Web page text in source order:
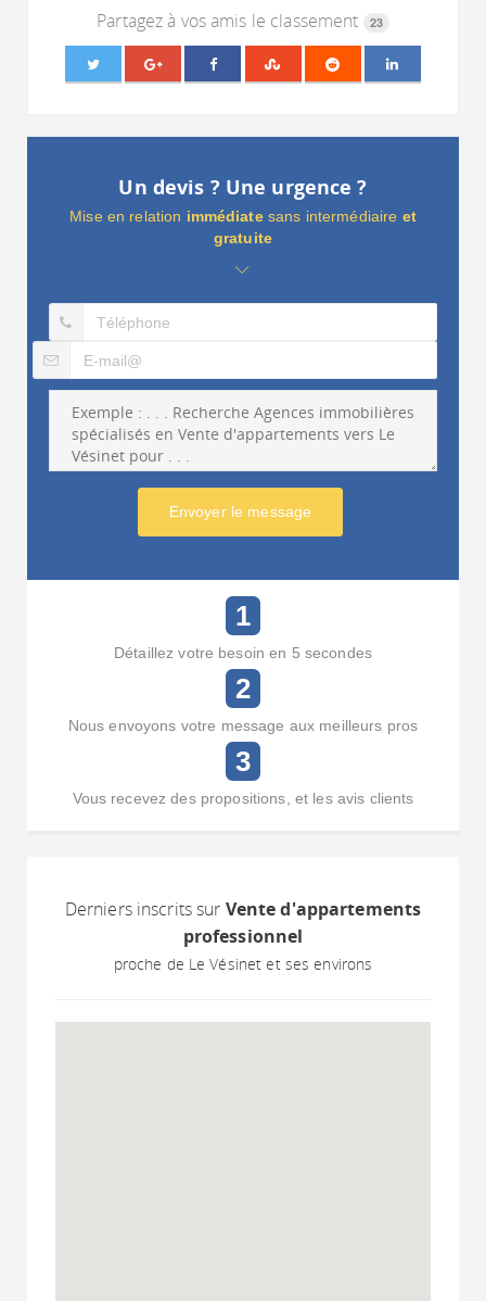
Partagez à vos amis le classement 23
Un devis ? Une urgence ?
Mise en relation immédiatesans intermédiaire et
gratuite
Envoyer le message
1
Détaillez votre besoin en 5 secondes
2
Nous envoyons votre message aux meilleurs pros
3
Vous recevez des propositions, et les avis clients
Derniers inscrits sur Vente d'appartements
professionnel
proche de Le Vésinet et ses environs